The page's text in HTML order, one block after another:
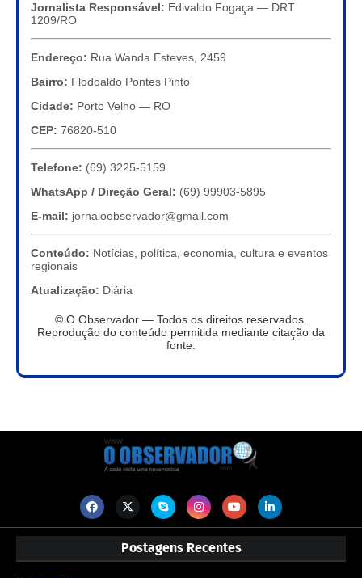
Jornalista Responsável: Edivaldo Fogaça — DRT
1209/RO
Endereço: Rua Wanda Esteves, 2459
Bairro: Flodoaldo Pontes Pinto
Cidade: Porto Velho — RO
CEP: 76820-510
Telefone: (69) 3225-5159
WhatsApp / Direção Geral: (69) 99903-5895
E-mail: jornaloobservador@gmail.com
Conteúdo: Notícias, política, economia, cultura e eventos
regionais
Atualização: Diária
© O Observador — Todos os direitos reservados.
Reprodução do conteúdo permitida mediante citação da
fonte.
Postagens Recentes